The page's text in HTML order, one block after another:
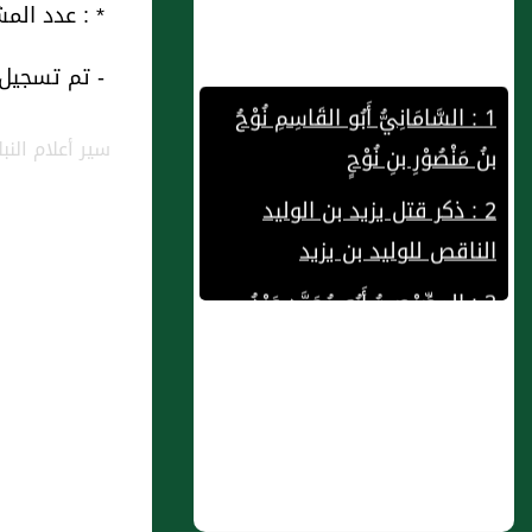
1 : السَّامَانِيُّ أَبُو القَاسِمِ نُوْحُ
بنُ مَنْصُوْرِ بنِ نُوْحٍ
2 : ذكر قتل يزيد بن الوليد
الناقص للوليد بن يزيد
3 : المِصِّيْصِيُّ أَبُو مُحَمَّدٍ عَبْدُ
اللهِ بنُ الحُسَيْنِ بنِ جَابِرٍ
* : عدد المشاهدات و التنزيل
- تم تسجيل
سير أعلام